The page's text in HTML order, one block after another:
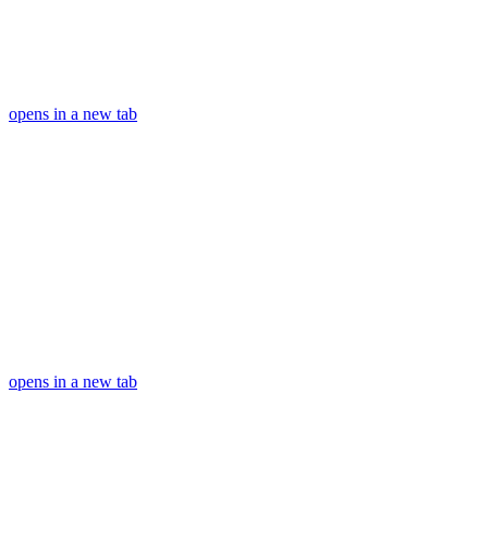
opens in a new tab
opens in a new tab